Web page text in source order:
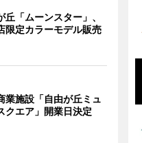
丘「ムーンスター」、
限定カラーモデル販売
業施設「自由が丘ミュ
クエア」開業日決定